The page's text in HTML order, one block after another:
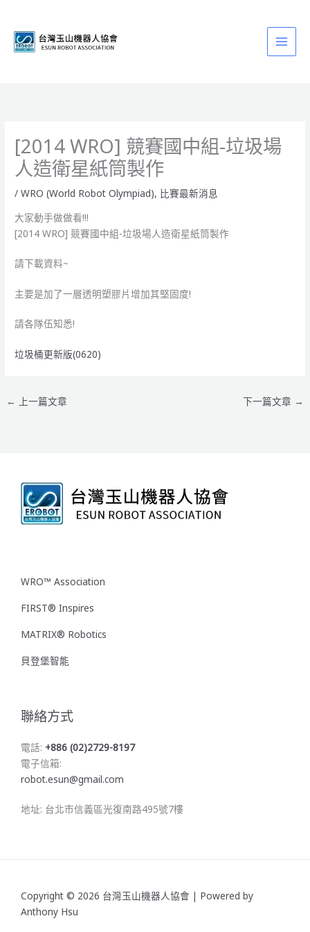
[2014 WRO] 競賽國中組-垃圾場
人造衛星紙筒製作
/WRO (World Robot Olympiad), 比賽最新消息
大家動手做做看!!!
[2014 WRO] 競賽國中組-垃圾場人造衛星紙筒製作
請下載資料~
主要是加了一層透明塑膠片增加其堅固度!
請各隊伍知悉!
垃圾桶更新版(0620)
← 上一篇文章 下一篇文章 →
WRO™ Association
FIRST® Inspires
MATRIX® Robotics
貝登堡智能
聯絡方式
電話: +886 (02)2729-8197
電子信箱:
robot.esun@gmail.com
地址: 台北市信義區光復南路495號7樓
Copyright © 2026 台灣玉山機器人協會 | Powered by
Anthony Hsu